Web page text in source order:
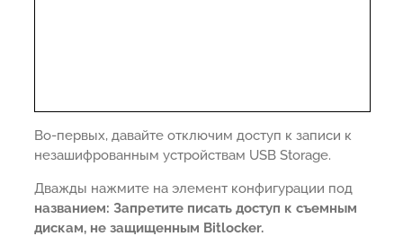
Во-первых, давайте отключим доступ к записи к
незашифрованным устройствам USB Storage.
Дважды нажмите на элемент конфигурации под
названием: Запретите писать доступ к съемным
дискам, не защищенным Bitlocker.